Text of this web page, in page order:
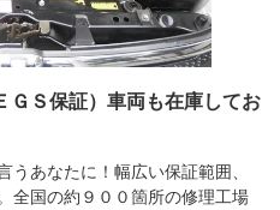
ＧＳ保証）車両も在庫してお
うあなたに！幅広い保証範囲、
全国の約９００箇所の修理工場